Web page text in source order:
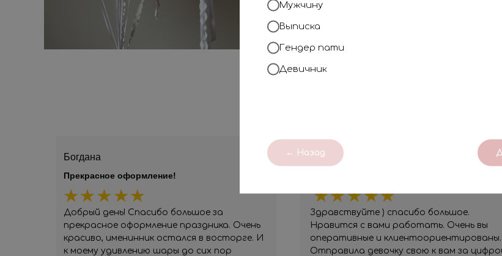
Мужчину
Выписка
Гендер пати
Девичник
← Назад
Наша компания на рынке с
Юлия
Здравствуйте ) спасибо большое.
Нравится с вами работать. Очень вы
оперативные и клиентоориентированы.
Отправила девочку свою к вам за
Богдана
Добрый день! Спасибо большое за
прекрасное оформление праздника. Очень
красиво, именинник остался в восторге. И
к моему удивлению шары до сих пор
Прекрасное оформление!